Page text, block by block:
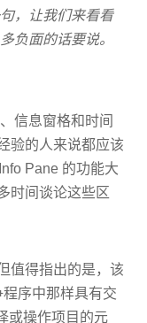
，让我们来看看
负面的话要说。
信息窗格和时间
验的人来说都应该
Pane 的功能大
时间谈论这些区
值得指出的是，该
序中那样具有交
或操作项目的元